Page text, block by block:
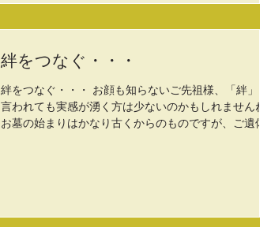
絆をつなぐ・・・
絆をつなぐ・・・ お顔も知らないご先祖様、「絆」と
言われても実感が湧く方は少ないのかもしれませんね。
お墓の始まりはかなり古くからのものですが、ご遺体を